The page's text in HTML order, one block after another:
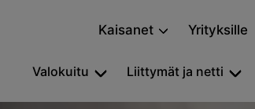
Kaisanet Yrityksille
Valokuitu Liittymät ja netti